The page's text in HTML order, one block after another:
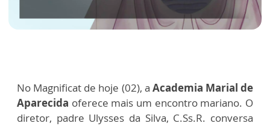
No Magnificat de hoje (02), a Academia Marial de
Aparecida oferece mais um encontro mariano. O
diretor, padre Ulysses da Silva, C.Ss.R. conversa